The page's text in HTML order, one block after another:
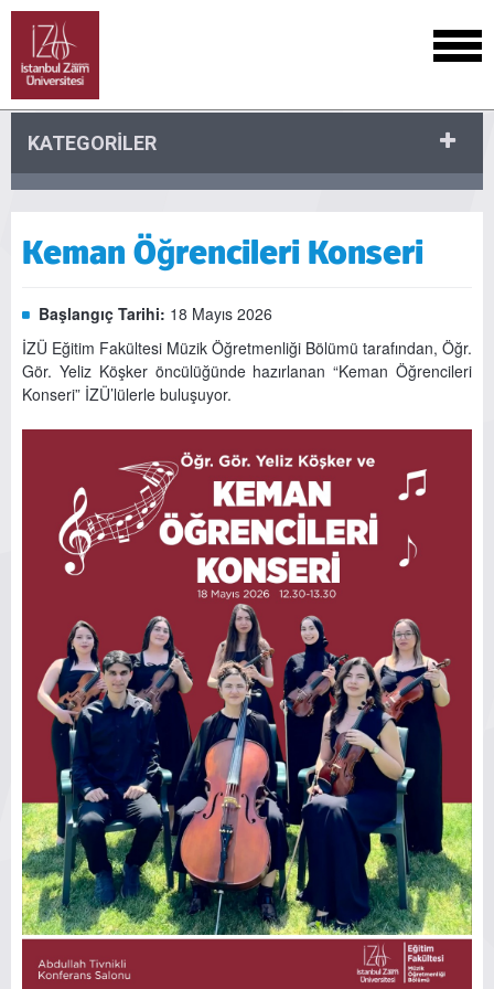
KATEGORİLER
Keman Öğrencileri Konseri
Başlangıç Tarihi: 18 Mayıs 2026
İZÜ Eğitim Fakültesi Müzik Öğretmenliği Bölümü tarafından, Öğr.
Gör. Yeliz Köşker öncülüğünde hazırlanan “Keman Öğrencileri
Konseri” İZÜ’lülerle buluşuyor.